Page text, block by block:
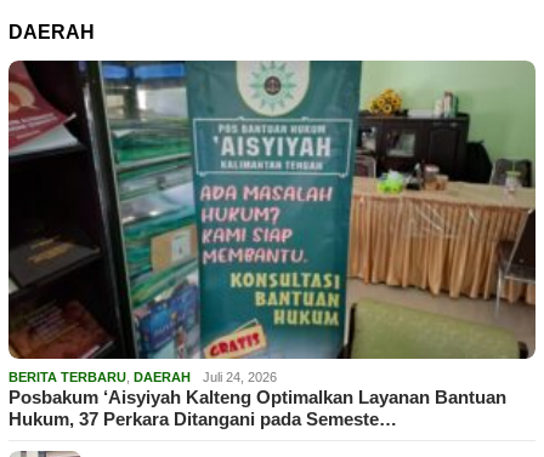
DAERAH
BERITA TERBARU DAERAH Juli 24, 2026
Posbakum ‘Aisyiyah Kalteng Optimalkan Layanan Bantuan
Hukum, 37 Perkara Ditangani pada Semeste…